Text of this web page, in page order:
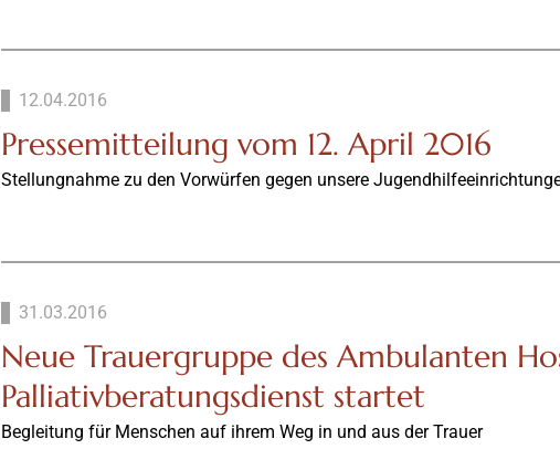
12.04.2016
Pressemitteilung vom 12. April 2016
Stellungnahme zu den Vorwürfen gegen unsere
31.03.2016
Neue Trauergruppe des Ambulanten
Palliativberatungsdienst startet
Begleitung für Menschen auf ihrem Weg in und aus der Trauer